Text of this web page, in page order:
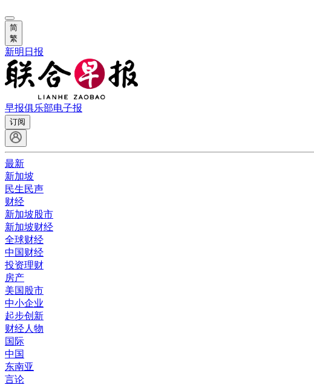
简
繁
新明日报
早报俱乐部电子报
订阅
最新
新加坡
民生民声
财经
新加坡股市
新加坡财经
全球财经
中国财经
投资理财
房产
美国股市
中小企业
起步创新
财经人物
国际
中国
东南亚
言论